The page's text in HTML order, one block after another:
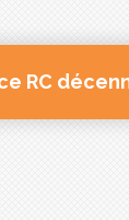
RC